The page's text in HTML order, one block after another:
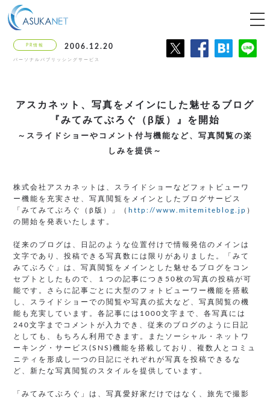
PR情報 2006.12.20
パーソナルパブリッシングサービス
アスカネット、写真をメインにした魅せるブログ
『みてみてぶろぐ（β版）』を開始
～スライドショーやコメント付与機能など、写真閲覧の楽
しみを提供～
株式会社アスカネットは、スライドショーなどフォトビューワ
ー機能を充実させ、写真閲覧をメインとしたブログサービス
「みてみてぶろぐ（β版）」（ http://www.mitemiteblog.jp ）
の開始を発表いたします。
従来のブログは、日記のような位置付けで情報発信のメインは
文字であり、投稿できる写真数には限りがありました。「みて
みてぶろぐ」は、写真閲覧をメインとした魅せるブログをコン
セプトとしたもので、１つの記事につき50枚の写真の投稿が可
能です。さらに記事ごとに大型のフォトビューワー機能を搭載
し、スライドショーでの閲覧や写真の拡大など、写真閲覧の機
能も充実しています。各記事には1000文字まで、各写真には
240文字までコメントが入力でき、従来のブログのように日記
としても、もちろん利用できます。またソーシャル・ネットワ
ーキング・サービス(SNS)機能を搭載しており、複数人とコミュ
ニティを形成し一つの日記にそれぞれが写真を投稿できるな
ど、新たな写真閲覧のスタイルを提供しています。
「みてみてぶろぐ」は、写真愛好家だけではなく、旅先で撮影